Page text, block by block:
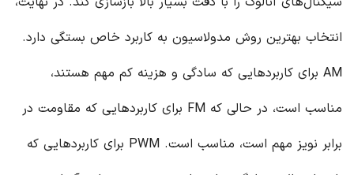
انتخاب بهترین روش مدولاسیون به کاربرد خاص بستگی دارد.
AM برای کاربردهایی که سادگی و هزینه کم مهم هستند،
مناسب است، در حالی که FM برای کاربردهایی که مقاومت در
برابر نویز مهم است، مناسب است. PWM برای کاربردهایی که